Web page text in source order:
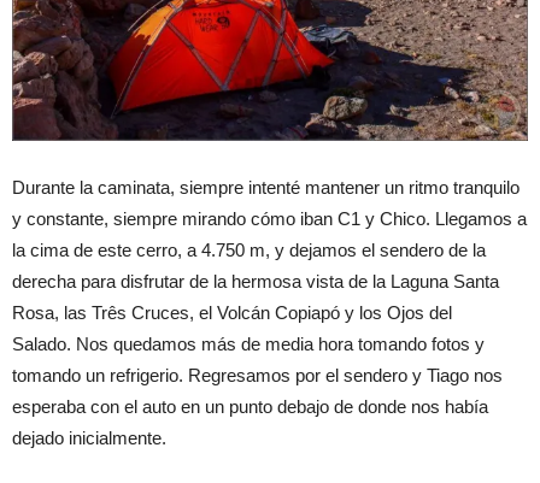
Durante la caminata, siempre intenté mantener un ritmo tranquilo
y constante, siempre mirando cómo iban C1 y Chico. Llegamos a
la cima de este cerro, a 4.750 m, y dejamos el sendero de la
derecha para disfrutar de la hermosa vista de la Laguna Santa
Rosa, las Três Cruces, el Volcán Copiapó y los Ojos del
Salado. Nos quedamos más de media hora tomando fotos y
tomando un refrigerio. Regresamos por el sendero y Tiago nos
esperaba con el auto en un punto debajo de donde nos había
dejado inicialmente.